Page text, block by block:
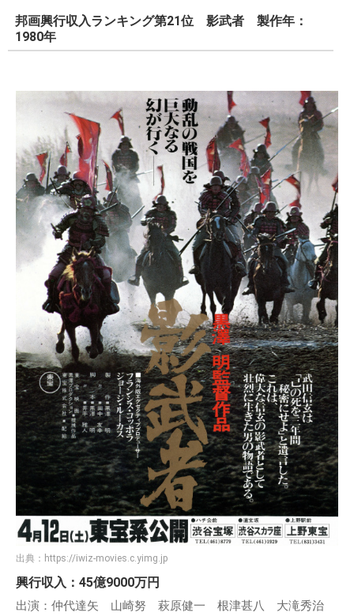
邦画興行収入ランキング第21位 影武者 製作年：
1980年
出典： https://iwiz-movies.c.yimg.jp
興行収入：45億9000万円
出演：仲代達矢 山崎努 萩原健一 根津甚八 大滝秀治